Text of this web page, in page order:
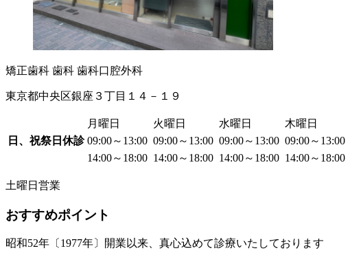
矯正歯科 歯科 歯科口腔外科
東京都中央区銀座３丁目１４－１９
月曜日 火曜日 水曜日 木曜日
日、祝祭日休診 09:00～13:00 09:00～13:00 09:00～13:00 09:00～13:00
14:00～18:00 14:00～18:00 14:00～18:00 14:00～18:00
土曜日営業
おすすめポイント
昭和52年〔1977年〕開業以来、真心込めて診療いたしております